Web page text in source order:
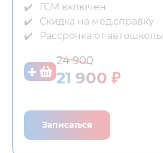
ГСМ включен⁣⁣
Скидка на мед.справку⁣⁣
Рассрочка от автошколы
24 900
21 900 ₽
Записаться